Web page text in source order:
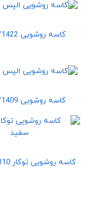
کاسه روشویی W1422 سفید
کاسه روشویی W1409 سفید
کاسه روشویی توکار WK-310 سفید